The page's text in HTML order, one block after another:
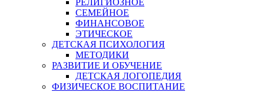
СЕМЕЙНОЕ
ФИНАНСОВОЕ
ЭТИЧЕСКОЕ
ДЕТСКАЯ ПСИХОЛОГИЯ
МЕТОДИКИ
РАЗВИТИЕ И ОБУЧЕНИЕ
ДЕТСКАЯ ЛОГОПЕДИЯ
ФИЗИЧЕСКОЕ ВОСПИТАНИЕ